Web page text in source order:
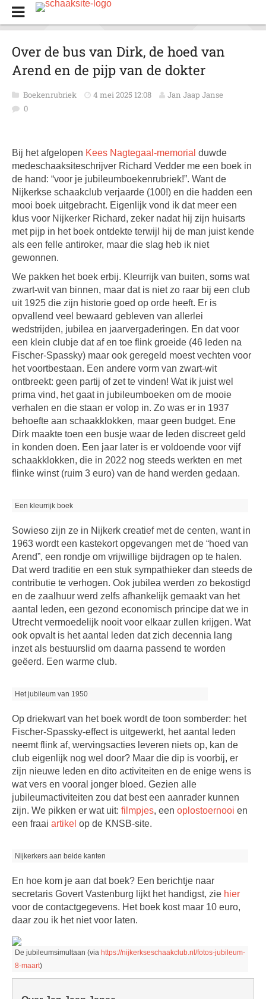
Over de bus van Dirk, de hoed van
Arend en de pijp van de dokter
Boekenrubriek 4 mei 2025 12:08
Jan Jaap Janse
0
Bij het afgelopen Kees Nagtegaal-memorial duwde
medeschaaksiteschrijver Richard Vedder me een boek in
de hand: “voor je jubileumboekenrubriek!”. Want de
Nijkerkse schaakclub verjaarde (100!) en die hadden een
mooi boek uitgebracht. Eigenlijk vond ik dat meer een
klus voor Nijkerker Richard, zeker nadat hij zijn huisarts
met pijp in het boek ontdekte terwijl hij de man juist kende
als een felle antiroker, maar die slag heb ik niet
gewonnen.
We pakken het boek erbij. Kleurrijk van buiten, soms wat
zwart-wit van binnen, maar dat is niet zo raar bij een club
uit 1925 die zijn historie goed op orde heeft. Er is
opvallend veel bewaard gebleven van allerlei
wedstrijden, jubilea en jaarvergaderingen. En dat voor
een klein clubje dat af en toe flink groeide (46 leden na
Fischer-Spassky) maar ook geregeld moest vechten voor
het voortbestaan. Een andere vorm van zwart-wit
ontbreekt: geen partij of zet te vinden! Wat ik juist wel
prima vind, het gaat in jubileumboeken om de mooie
verhalen en die staan er volop in. Zo was er in 1937
behoefte aan schaakklokken, maar geen budget. Ene
Dirk maakte toen een busje waar de leden discreet geld
in konden doen. Een jaar later is er voldoende voor vijf
schaakklokken, die in 2022 nog steeds werkten en met
flinke winst (ruim 3 euro) van de hand werden gedaan.
Een kleurrijk boek
Sowieso zijn ze in Nijkerk creatief met de centen, want in
1963 wordt een kastekort opgevangen met de “hoed van
Arend”, een rondje om vrijwillige bijdragen op te halen.
Dat werd traditie en een stuk sympathieker dan steeds de
contributie te verhogen. Ook jubilea werden zo bekostigd
en de zaalhuur werd zelfs afhankelijk gemaakt van het
aantal leden, een gezond economisch principe dat we in
Utrecht vermoedelijk nooit voor elkaar zullen krijgen. Wat
ook opvalt is het aantal leden dat zich decennia lang
inzet als bestuurslid om daarna passend te worden
geëerd. Een warme club.
Het jubileum van 1950
Op driekwart van het boek wordt de toon somberder: het
Fischer-Spassky-effect is uitgewerkt, het aantal leden
neemt flink af, wervingsacties leveren niets op, kan de
club eigenlijk nog wel door? Maar die dip is voorbij, er
zijn nieuwe leden en dito activiteiten en de enige wens is
wat vers en vooral jonger bloed. Gezien alle
jubileumactiviteiten zou dat best een aanrader kunnen
zijn. We pikken er wat uit: filmpjes, een oplostoernooi en
een fraai artikel op de KNSB-site.
Nijkerkers aan beide kanten
En hoe kom je aan dat boek? Een berichtje naar
secretaris Govert Vastenburg lijkt het handigst, zie hier
voor de contactgegevens. Het boek kost maar 10 euro,
daar zou ik het niet voor laten.
De jubileumsimultaan (via https://nijkerkseschaakclub.nl/fotos-jubileum-
8-maart)